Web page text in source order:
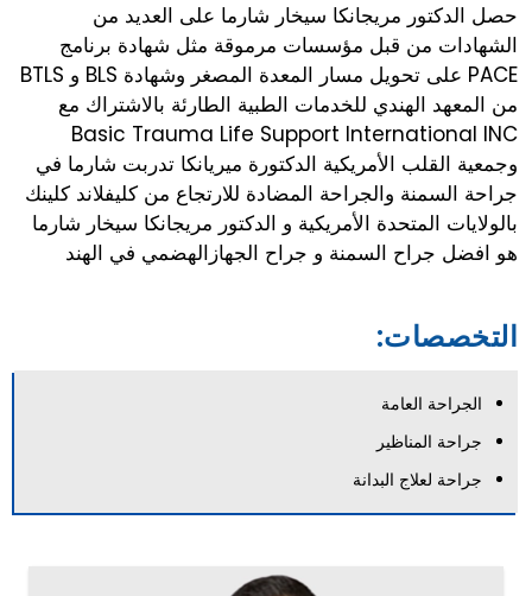
حصل الدكتور مريجانكا سيخار شارما على العديد من
الشهادات من قبل مؤسسات مرموقة مثل شهادة برنامج
PACE على تحويل مسار المعدة المصغر وشهادة BLS و BTLS
من المعهد الهندي للخدمات الطبية الطارئة بالاشتراك مع
Basic Trauma Life Support International INC
وجمعية القلب الأمريكية الدكتورة ميريانكا تدربت شارما في
جراحة السمنة والجراحة المضادة للارتجاع من كليفلاند كلينك
بالولايات المتحدة الأمريكية و الدكتور مريجانكا سيخار شارما
هو افضل جراح السمنة و جراح الجهازالهضمي في الهند
التخصصات:
الجراحة العامة
جراحة المناظير
جراحة لعلاج البدانة